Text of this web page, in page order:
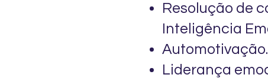
Resolução de
Inteligência
Liderança